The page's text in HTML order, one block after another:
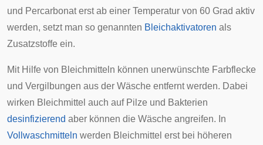
und Percarbonat erst ab einer Temperatur von 60 Grad aktiv
werden, setzt man so genannten Bleichaktivatoren als
Zusatzstoffe ein.
Mit Hilfe von Bleichmitteln können unerwünschte Farbflecke
und Vergilbungen aus der Wäsche entfernt werden. Dabei
wirken Bleichmittel auch auf Pilze und Bakterien
desinfizierend aber können die Wäsche angreifen. In
Vollwaschmitteln werden Bleichmittel erst bei höheren